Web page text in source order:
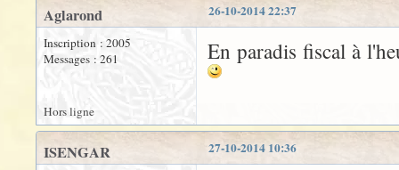
26-10-2014 22:37
Aglarond
Inscription : 2005
Messages : 261
En paradis fiscal à
Hors ligne
27-10-2014 10:36
ISENGAR